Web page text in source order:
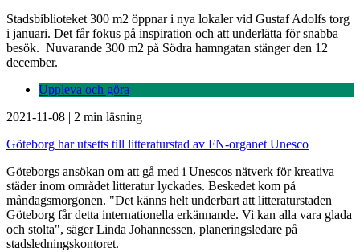
Stadsbiblioteket 300 m2 öppnar i nya lokaler vid Gustaf Adolfs torg
i januari. Det får fokus på inspiration och att underlätta för snabba
besök. Nuvarande 300 m2 på Södra hamngatan stänger den 12
december.
Uppleva och göra
2021-11-08 | 2 min läsning
Göteborg har utsetts till litteraturstad av FN-organet Unesco
Göteborgs ansökan om att gå med i Unescos nätverk för kreativa
städer inom området litteratur lyckades. Beskedet kom på
måndagsmorgonen. "Det känns helt underbart att litteraturstaden
Göteborg får detta internationella erkännande. Vi kan alla vara glada
och stolta", säger Linda Johannessen, planeringsledare på
stadsledningskontoret.